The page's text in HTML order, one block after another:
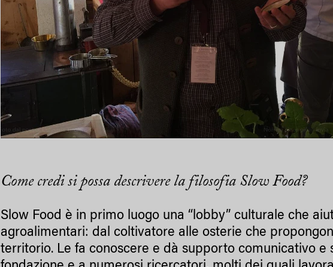
Come credi si possa descrivere la filosofia Slow Food?
Slow Food è in primo luogo una “lobby” culturale che
agroalimentari: dal coltivatore alle osterie che
territorio. Le fa conoscere e dà supporto comunicativo e